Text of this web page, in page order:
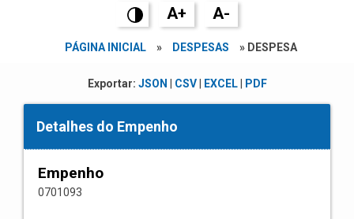
A+ A-
PÁGINA INICIAL » DESPESAS » DESPESA
Exportar: JSON CSV| EXCEL| PDF
Detalhes do Empenho
Empenho
0701093